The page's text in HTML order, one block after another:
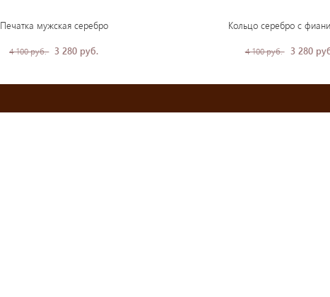
Печатка мужская серебро
4 100 руб. 3 280 руб.
Кольцо серебро с
4 100 руб. 3 280